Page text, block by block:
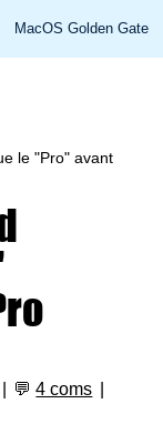
MacOS Golden Gate
le "Pro" avant
💬4 coms